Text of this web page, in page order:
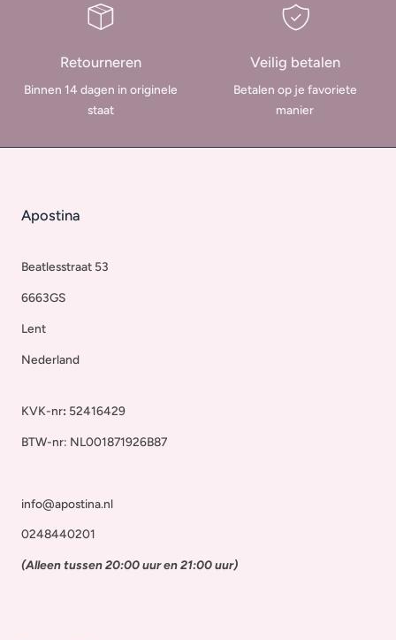
:
Retourneren
Binnen 14 dagen in originele
staat
Veilig betalen
Betalen op je favoriete
manier
Apostina
Beatlesstraat 53
6663GS
Lent
Nederland
KVK-nr: 52416429
BTW-nr: NL001871926B87
info@apostina.nl
0248440201
(Alleen tussen 20:00 uur en 21:00 uur)